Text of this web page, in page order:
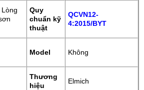
Quy
chuẩn kỹ
thuật
QCVN12-
4:2015/BYT
Model Không
Thương
hiệu
Elmich